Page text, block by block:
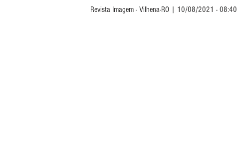
Revista Imagem - Vilhena-RO | 10/08/2021 - 08:40